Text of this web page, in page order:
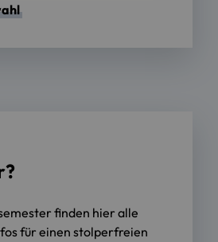
finden hier alle
für einen stolperfreien